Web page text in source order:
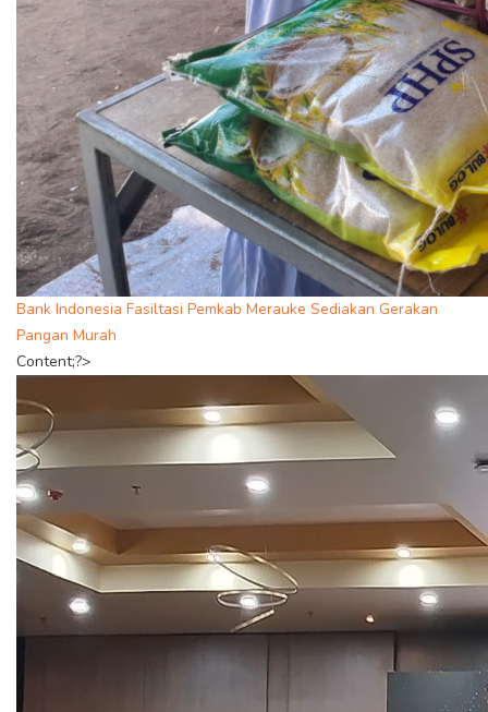
Bank Indonesia Fasiltasi Pemkab Merauke Sediakan Gerakan
Pangan Murah
Content;?>